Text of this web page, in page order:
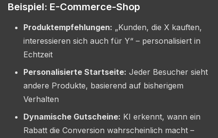
Beispiel: E-Commerce-Shop
Produktempfehlungen: „Kunden, die X kauften,
interessieren sich auch für Y“ – personalisiert in
Echtzeit
Personalisierte Startseite: Jeder Besucher sieht
andere Produkte, basierend auf bisherigem
Verhalten
Dynamische Gutscheine: KI erkennt, wann ein
Rabatt die Conversion wahrscheinlich macht –